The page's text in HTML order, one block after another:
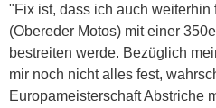
"Fix ist, dass ich auch weiterhin
(Obereder Motos) mit einer
bestreiten werde. Bezüglich
mir noch nicht alles fest,
Europameisterschaft Abstriche